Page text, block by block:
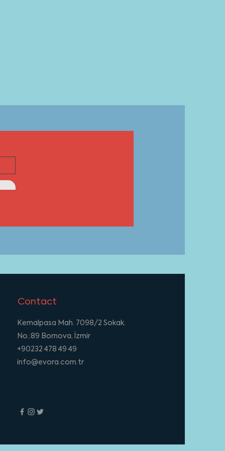
Contact
Kemalpasa Mah. 7098/2 Sokak.
No.:89 Bornova, İzmir
+90232 478 49 49
info@evora.com.tr